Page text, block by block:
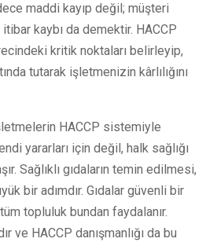
maddi kayıp değil; müşteri
kaybı da demektir. HACCP
kritik noktaları belirleyip,
tutarak işletmenizin kârlılığını
HACCP sistemiyle
yararları için değil, halk sağlığı
Sağlıklı gıdaların temin edilmesi,
bir adımdır. Gıdalar güvenli bir
topluluk bundan faydalanır.
ve HACCP danışmanlığı da bu